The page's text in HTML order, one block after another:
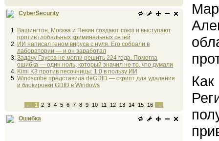
CyberSecurity
Вашингтон, Москва и Пекин создают союз и выступают
против глобальных криминальных сетей
ИИ написал геном вируса с нуля. Его собрали в
лаборатории — и он заработал
Задачу Гаусса не могли решить 224 года. Помогла
ошибка — один ноль, который значил не то, что думали
Kimi K3 против песочницы: 1:0 в пользу ИИ
Windscribe представила deGDID — скрипт для удаления
и блокировки GDID в Windows
← 1 2 3 4 5 6 7 8 9 10 11 12 13 14 15 16 →
Ошибка
Как